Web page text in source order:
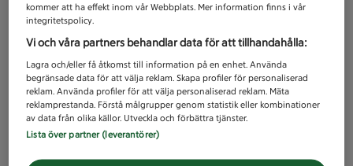
kommer att ha effekt inom vår Webbplats. Mer information finns i vår
integritetspolicy.
Vi och våra partners behandlar data för att tillhandahålla:
Lagra och/eller få åtkomst till information på en enhet. Använda
begränsade data för att välja reklam. Skapa profiler för personaliserad
reklam. Använda profiler för att välja personaliserad reklam. Mäta
reklamprestanda. Förstå målgrupper genom statistik eller kombinationer
av data från olika källor. Utveckla och förbättra tjänster.
Lista över partner (leverantörer)